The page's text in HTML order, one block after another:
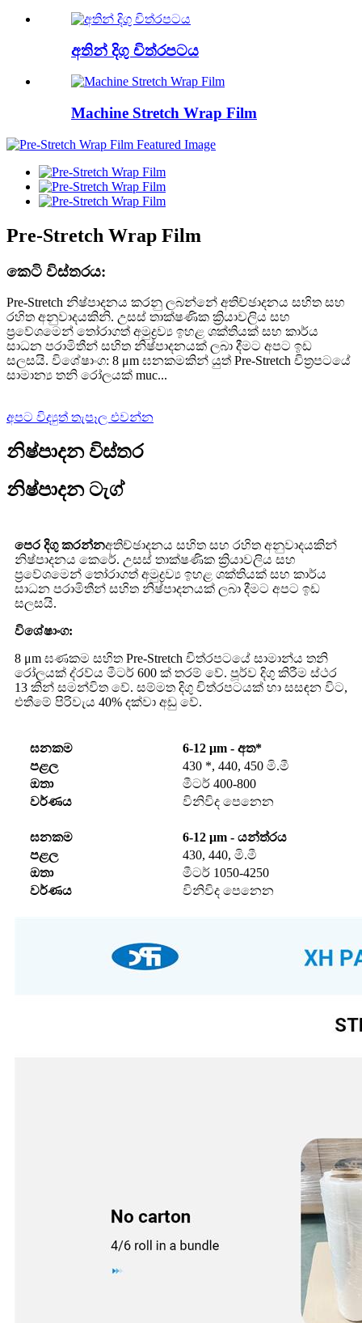
අතින් දිගු චිත්රපටය
Machine Stretch Wrap Film
Pre-Stretch Wrap Film
කෙටි විස්තරය:
Pre-Stretch නිෂ්පාදනය කරනු ලබන්නේ අතිච්ඡාදනය සහිත සහ
රහිත අනුවාදයකිනි. උසස් තාක්ෂණික ක්‍රියාවලිය සහ
ප්‍රවේශමෙන් තෝරාගත් අමුද්‍රව්‍ය ඉහළ ශක්තියක් සහ කාර්ය
සාධන පරාමිතීන් සහිත නිෂ්පාදනයක් ලබා දීමට අපට ඉඩ
සලසයි. විශේෂාංග: 8 μm ඝනකමකින් යුත් Pre-Stretch චිත්‍රපටයේ
සාමාන්‍ය තනි රෝලයක් muc...
අපට විද්‍යුත් තැපෑල එවන්න
නිෂ්පාදන විස්තර
නිෂ්පාදන ටැග්
පෙර දිගු කරන්නඅතිච්ඡාදනය සහිත සහ රහිත අනුවාදයකින්
නිෂ්පාදනය කෙරේ. උසස් තාක්ෂණික ක්‍රියාවලිය සහ
ප්‍රවේශමෙන් තෝරාගත් අමුද්‍රව්‍ය ඉහළ ශක්තියක් සහ කාර්ය
සාධන පරාමිතීන් සහිත නිෂ්පාදනයක් ලබා දීමට අපට ඉඩ
සලසයි.
විශේෂාංග:
8 μm ඝණකම සහිත Pre-Stretch චිත්රපටයේ සාමාන්ය තනි
රෝලයක් ද්රව්ය මීටර් 600 ක් තරම් වේ. පූර්ව දිගු කිරීම ස්ථර
13 කින් සමන්විත වේ. සම්මත දිගු චිත්රපටයක් හා සසඳන විට,
එතීමේ පිරිවැය 40% දක්වා අඩු වේ.
ඝනකම
6-12 μm - අත*
පළල
430 *, 440, 450 මි.මී
ඔතා
මීටර් 400-800
වර්ණය
විනිවිද පෙනෙන
ඝනකම
6-12 μm - යන්ත්රය
පළල
430, 440, මි.මී
ඔතා
මීටර් 1050-4250
වර්ණය
විනිවිද පෙනෙන